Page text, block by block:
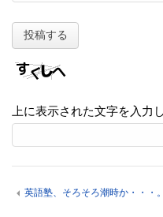
上に表示された文字を入力
英語塾、そろそろ潮時か・・・。